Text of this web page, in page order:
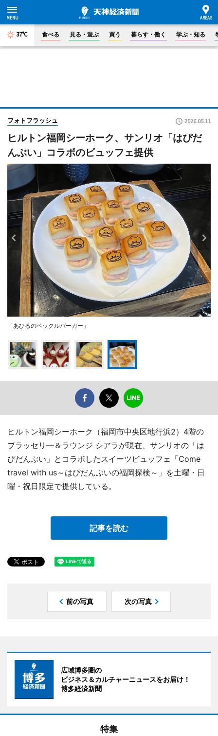
37°C 食べる 見る・遊ぶ 買う 暮らす・働く 学ぶ・知る
フォトフラッシュ 2026.05.11
ヒルトン福岡シーホーク、サンリオ「はぴだ
んぶい」コラボのビュッフェ提供
「あひるのペックルバーガー」
ヒルトン福岡シーホーク（福岡市中央区地行浜2）4階の
ブラッセリ―＆ラウンジ シアラが現在、サンリオの「は
ぴだんぶい」とコラボしたスイーツビュッフェ「Come
travel with us～はぴだんぶいの福岡探検～」を土曜・日
曜・祝日限定で提供している。
記事を読む
前の写真 次の写真
広域博多圏の
ビジネス＆カルチャーニュースをお届け！
博多経済新聞
特集